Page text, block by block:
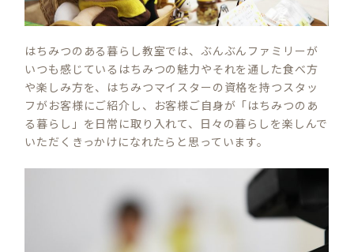
はちみつのある暮らし教室では、ぶんぶんファミリーが
いつも感じているはちみつの魅力やそれを通した食べ方
や楽しみ方を、はちみつマイスターの資格を持つスタッ
フがお客様にご紹介し、お客様ご自身が「はちみつのあ
る暮らし」を日常に取り入れて、日々の暮らしを楽しんで
いただくきっかけになれたらと思っています。